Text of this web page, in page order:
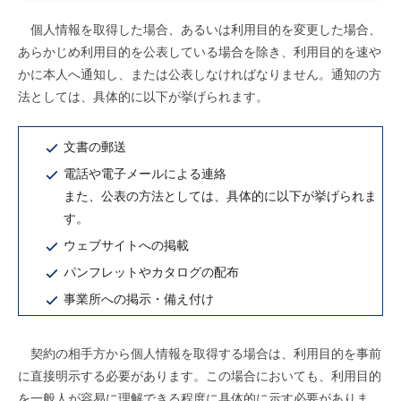
個人情報を取得した場合、あるいは利用目的を変更した場合、
あらかじめ利用目的を公表している場合を除き、利用目的を速や
かに本人へ通知し、または公表しなければなりません。通知の方
法としては、具体的に以下が挙げられます。
文書の郵送
電話や電子メールによる連絡
また、公表の方法としては、具体的に以下が挙げられま
す。
ウェブサイトへの掲載
パンフレットやカタログの配布
事業所への掲示・備え付け
契約の相手方から個人情報を取得する場合は、利用目的を事前
に直接明示する必要があります。この場合においても、利用目的